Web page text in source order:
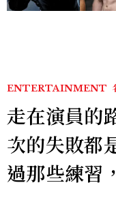
ENTERTAINMENT
走在演員的
次的失敗都
過那些練習